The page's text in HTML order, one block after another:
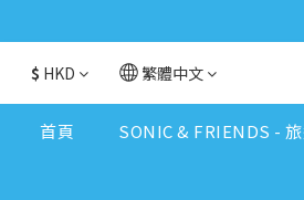
$ HKD 繁體中文
首頁 SONIC & FRIENDS -